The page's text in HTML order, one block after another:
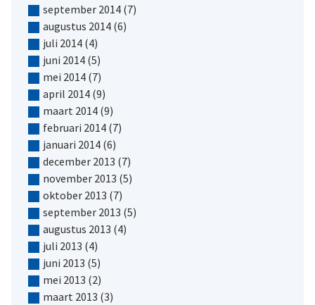
september 2014(7)
augustus 2014(6)
juli 2014(4)
juni 2014(5)
mei 2014(7)
april 2014(9)
maart 2014(9)
februari 2014(7)
januari 2014(6)
december 2013 (7)
november 2013 (5)
oktober 2013 (7)
september 2013 (5)
augustus 2013 (4)
juli 2013 (4)
juni 2013 (5)
mei 2013 (2)
maart 2013 (3)